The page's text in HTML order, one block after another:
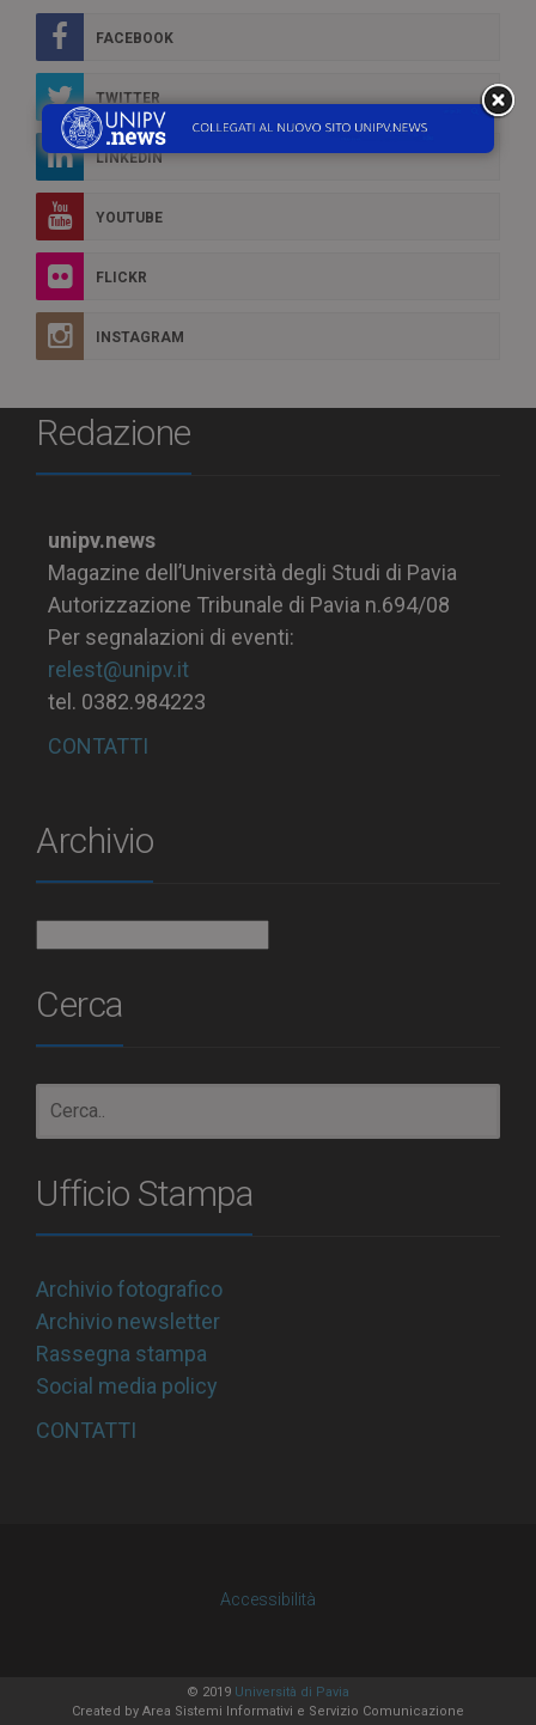
FACEBOOK
TWITTER
LINKEDIN
YOUTUBE
FLICKR
INSTAGRAM
Redazione
unipv.news
Magazine dell’Università degli Studi di Pavia
Autorizzazione Tribunale di Pavia n.694/08
Per segnalazioni di eventi:
relest@unipv.it
tel. 0382.984223
CONTATTI
Archivio
Cerca
Ufficio Stampa
Archivio fotografico
Archivio newsletter
Rassegna stampa
Social media policy
CONTATTI
Accessibilità
© 2019 Università di Pavia
Created by Area Sistemi Informativi e Servizio Comunicazione